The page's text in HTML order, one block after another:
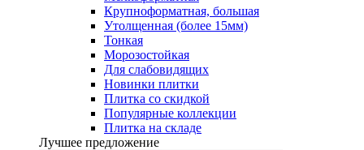
Крупноформатная, большая
Утолщенная (более 15мм)
Тонкая
Морозостойкая
Для слабовидящих
Новинки плитки
Плитка со скидкой
Популярные коллекции
Плитка на складе
Лучшее предложение